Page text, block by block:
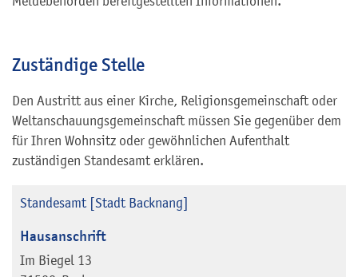
Zuständige Stelle
Den Austritt aus einer Kirche, Religionsgemeinschaft oder
Weltanschauungsgemeinschaft müssen Sie gegenüber dem
für Ihren Wohnsitz oder gewöhnlichen Aufenthalt
zuständigen Standesamt erklären.
Standesamt [Stadt Backnang]
Hausanschrift
Im Biegel 13